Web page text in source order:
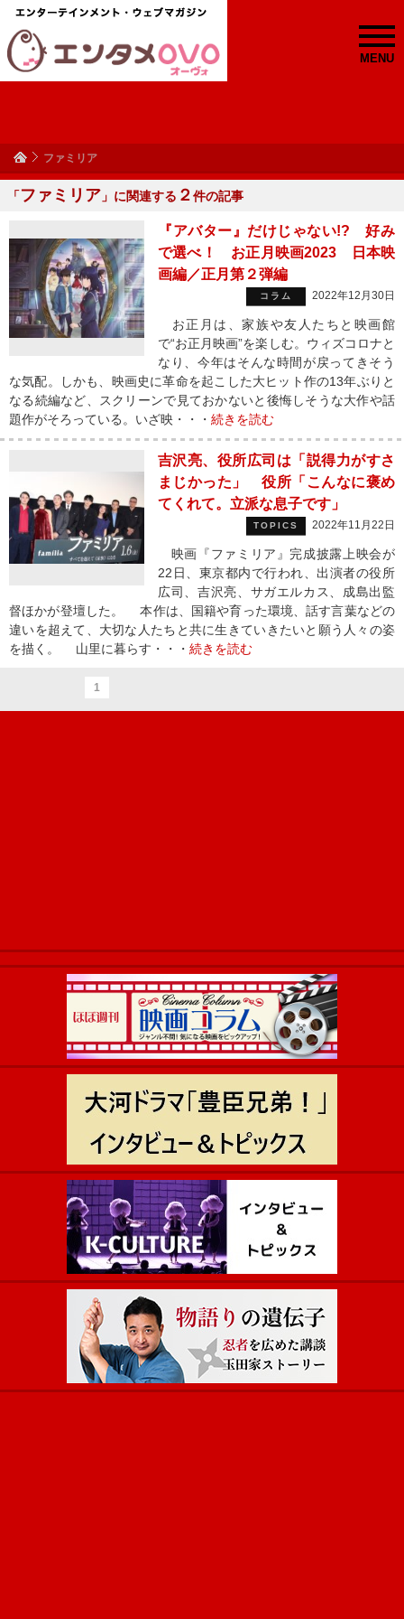
MENU
ファミリア
「ファミリア 」に関連する ２件の記事
『アバター』だけじゃない!? 好み
で選べ！ お正月映画2023 日本映
画編／正月第２弾編
コラム 2022年12月30日
お正月は、家族や友人たちと映画館
で“お正月映画”を楽しむ。ウィズコロナと
なり、今年はそんな時間が戻ってきそう
な気配。しかも、映画史に革命を起こした大ヒット作の13年ぶりと
なる続編など、スクリーンで見ておかないと後悔しそうな大作や話
題作がそろっている。いざ映・・・ 続きを読む
吉沢亮、役所広司は「説得力がすさ
まじかった」 役所「こんなに褒め
てくれて。立派な息子です」
TOPICS 2022年11月22日
映画『ファミリア』完成披露上映会が
22日、東京都内で行われ、出演者の役所
広司、吉沢亮、サガエルカス、成島出監
督ほかが登壇した。 本作は、国籍や育った環境、話す言葉などの
違いを超えて、大切な人たちと共に生きていきたいと願う人々の姿
を描く。 山里に暮らす・・・ 続きを読む
1